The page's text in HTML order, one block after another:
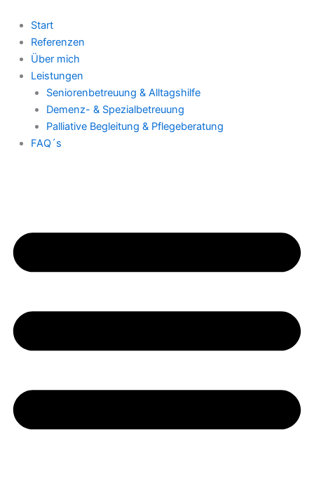
content
Start
Referenzen
Über mich
Leistungen
Seniorenbetreuung & Alltagshilfe
Demenz- & Spezialbetreuung
Palliative Begleitung & Pflegeberatung
FAQ´s